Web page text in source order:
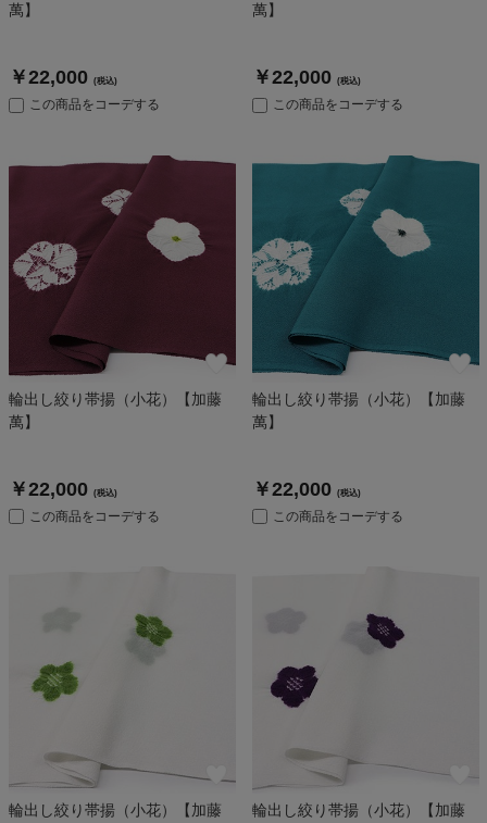
萬】
￥22,000 (税込)
この商品をコーデする
萬】
￥22,000 (税込)
この商品をコーデする
輪出し絞り帯揚（小花）【加藤
萬】
￥22,000 (税込)
この商品をコーデする
輪出し絞り帯揚（小花）【加藤
萬】
￥22,000 (税込)
この商品をコーデする
輪出し絞り帯揚（小花）【加藤
輪出し絞り帯揚（小花）【加藤